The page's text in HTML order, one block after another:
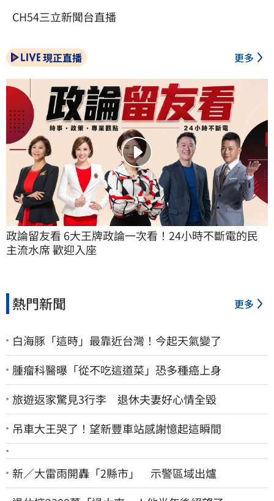
CH54三立新聞台直播
現正直播 更多
政論留友看 6大王牌政論一次看！24小時不斷電的民
主流水席 歡迎入座
熱門新聞 更多
白海豚「這時」最靠近台灣！今起天氣變了
腫瘤科醫曝「從不吃這道菜」恐多種癌上身
旅遊返家驚見3行李 退休夫妻好心情全毀
吊車大王哭了！望新豐車站感謝憶起這瞬間
新／大雷雨開轟「2縣市」 示警區域出爐